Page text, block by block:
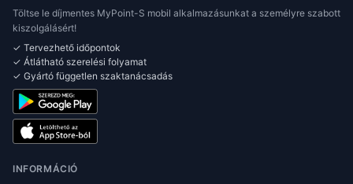
Töltse le díjmentes MyPoint-S mobil alkalmazásunkat a személyre szabott
kiszolgálásért!
✓ Tervezhető időpontok
✓ Átlátható szerelési folyamat
✓ Gyártó független szaktanácsadás
INFORMÁCIÓ